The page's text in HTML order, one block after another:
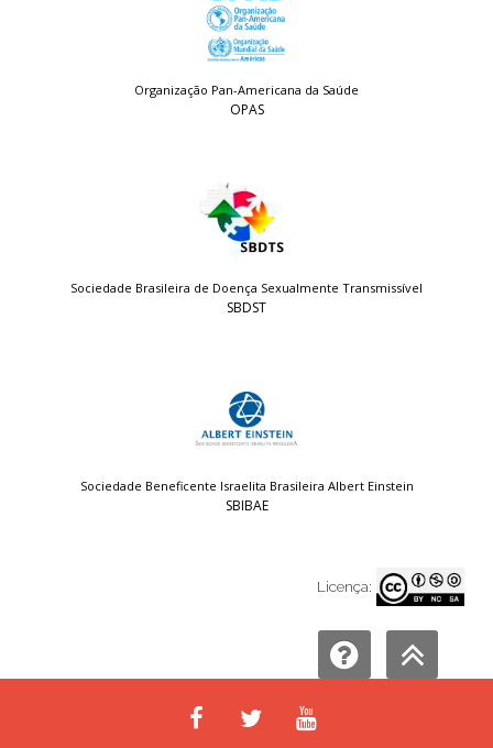
Organização Pan-Americana da Saúde
OPAS
Sociedade Brasileira de Doença Sexualmente Transmissível
SBDST
Sociedade Beneficente Israelita Brasileira Albert Einstein
SBIBAE
Licença: